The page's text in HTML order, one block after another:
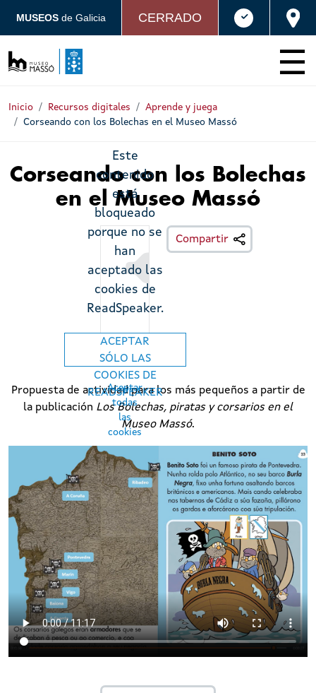
MUSEOSde Galicia CERRADO
Inicio Recursos digitales
Aprende y juega
Corseando con los Bolechas en el Museo Massó
Corseando con los Bolechas
en el Museo Massó
Escoitar
Este
contenido
está
bloqueado
porque no se
han
aceptado las
cookies de
ReadSpeaker.
ACEPTAR
SÓLO LAS
COOKIES DE
READSPEAKER
Aceptar
todas
las
cookies
Compartir
Propuesta de actividad para los más pequeños a partir de
la publicación Los Bolechas, piratas y corsarios en el
Museo Massó.